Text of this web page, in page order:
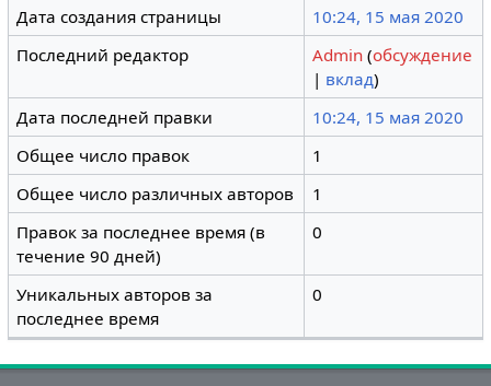
Дата создания страницы
10:24, 15 мая 2020
Последний редактор
Admin (обсуждение
| вклад)
Дата последней правки
10:24, 15 мая 2020
Общее число правок
1
Общее число различных авторов
1
Правок за последнее время (в
течение 90 дней)
0
Уникальных авторов за
последнее время
0